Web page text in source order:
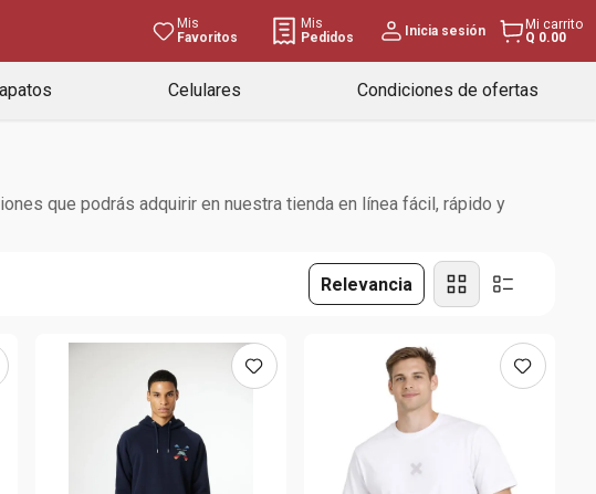
Mis
Favoritos
Mis
Pedidos
Inicia sesión
Mi carrito
Q 0.00
Celulares Condiciones de ofertas
que podrás adquirir en nuestra tienda en línea fácil, rápido y
Relevancia